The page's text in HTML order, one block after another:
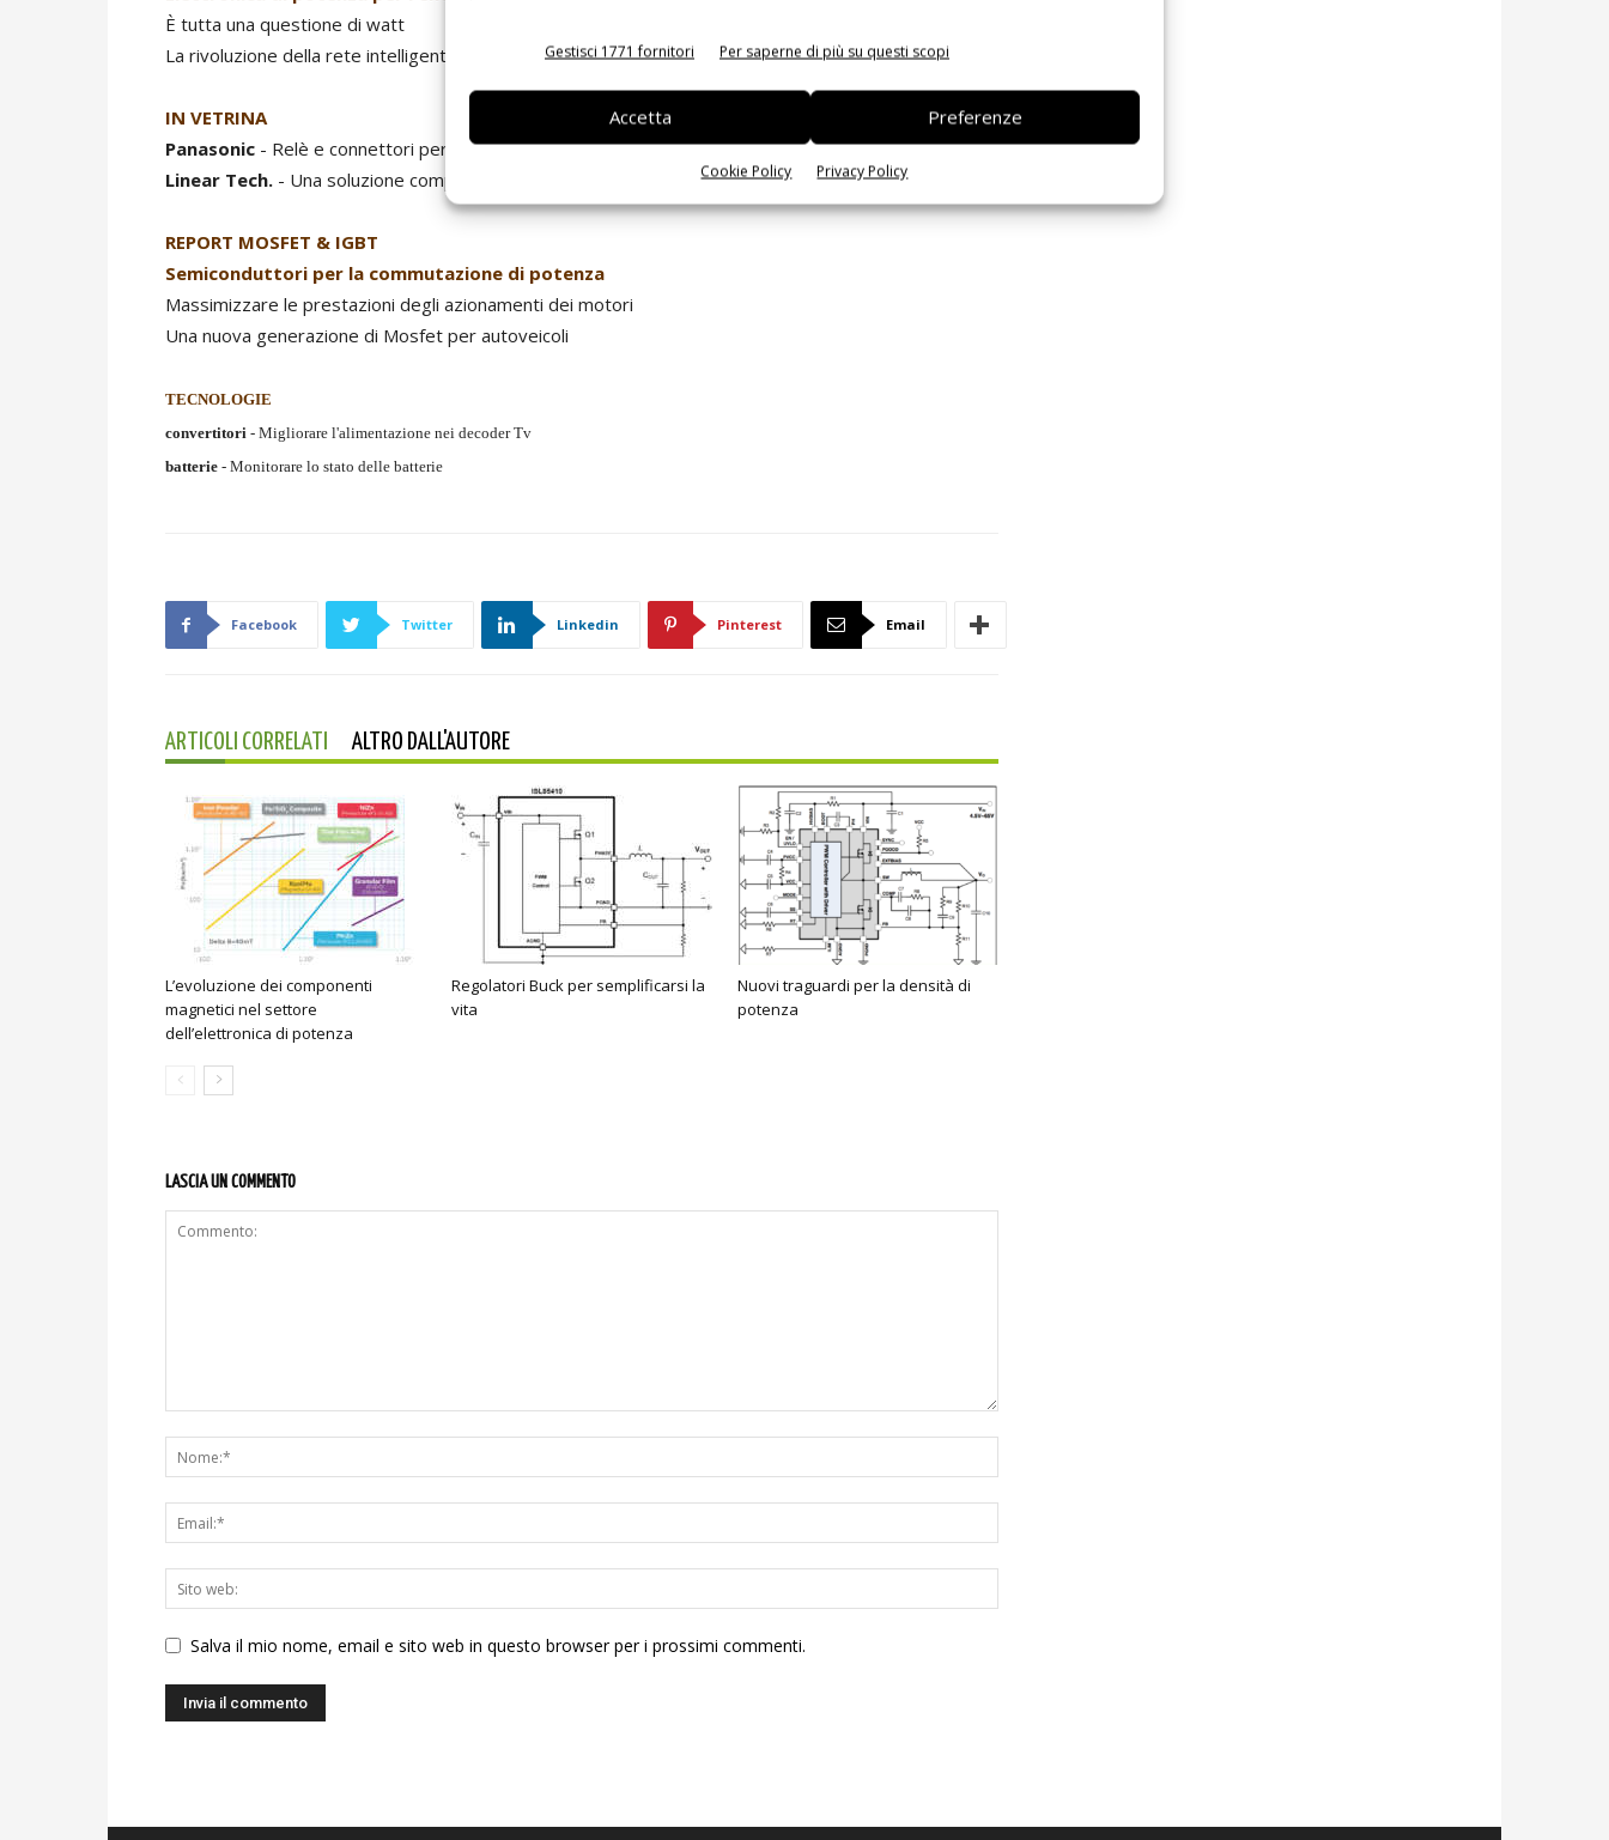
Gestisci 1771 fornitori Per saperne di più su questi scopi
Accetta Preferenze
Cookie Policy Privacy Policy
È tutta una questione di watt
La rivoluzione della rete intelligente
IN VETRINA
Panasonic - Relè e connettori per applicazioni solari
Linear Tech. - Una soluzione compatta per applicazioni a recupero energetico
REPORT MOSFET & IGBT
Semiconduttori per la commutazione di potenza
Massimizzare le prestazioni degli azionamenti dei motori
Una nuova generazione di Mosfet per autoveicoli
TECNOLOGIE
convertitori - Migliorare l'alimentazione nei decoder Tv
batterie - Monitorare lo stato delle batterie
Facebook Twitter Linkedin Pinterest Email
ARTICOLI CORRELATI ALTRO DALL'AUTORE
L’evoluzione dei componenti
magnetici nel settore
dell’elettronica di potenza
Regolatori Buck per semplificarsi la
vita
Nuovi traguardi per la densità di
potenza
LASCIA UN COMMENTO
Salva il mio nome, email e sito web in questo browser per i prossimi commenti.